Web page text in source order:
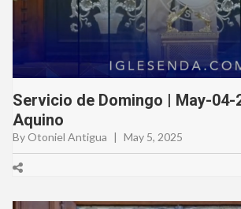
Servicio de Domingo | May-04-
Aquino
By Otoniel Antigua | May 5, 2025